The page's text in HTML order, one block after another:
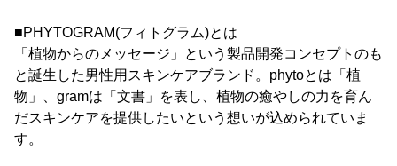
■PHYTOGRAM(フィトグラム)とは
「植物からのメッセージ」という製品開発コンセプトのも
と誕生した男性用スキンケアブランド。phytoとは「植
物」、gramは「文書」を表し、植物の癒やしの力を育ん
だスキンケアを提供したいという想いが込められていま
す。